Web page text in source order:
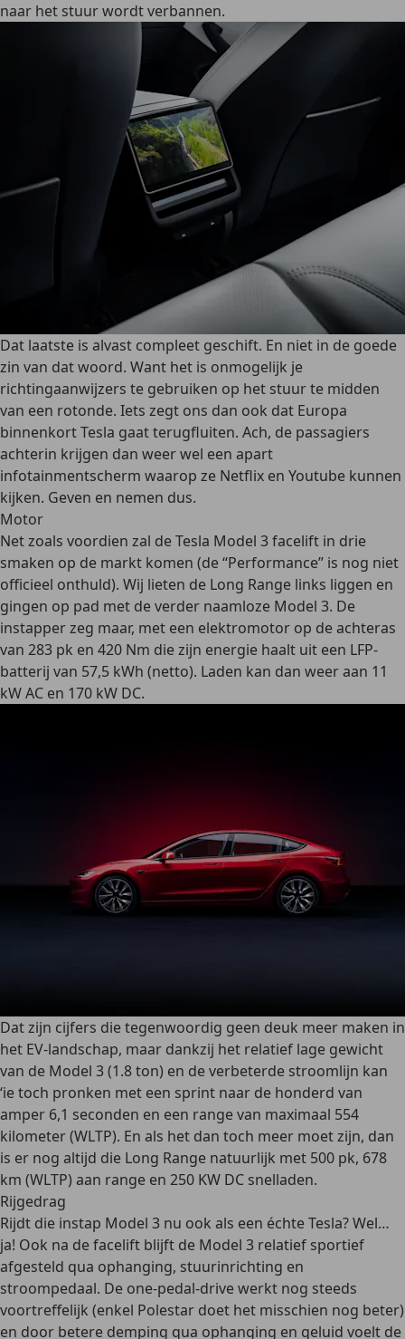
naar het stuur wordt verbannen.
Dat laatste is alvast compleet geschift. En niet in de goede
zin van dat woord. Want het is onmogelijk je
richtingaanwijzers te gebruiken op het stuur te midden
van een rotonde. Iets zegt ons dan ook dat Europa
binnenkort Tesla gaat terugfluiten. Ach, de passagiers
achterin krijgen dan weer wel een apart
infotainmentscherm waarop ze Netflix en Youtube kunnen
kijken. Geven en nemen dus.
Motor
Net zoals voordien zal de Tesla Model 3 facelift in drie
smaken op de markt komen (de “Performance” is nog niet
officieel onthuld). Wij lieten de Long Range links liggen en
gingen op pad met de verder naamloze Model 3. De
instapper zeg maar, met een elektromotor op de achteras
van 283 pk en 420 Nm die zijn energie haalt uit een LFP-
batterij van 57,5 kWh (netto). Laden kan dan weer aan 11
kW AC en 170 kW DC.
Dat zijn cijfers die tegenwoordig geen deuk meer maken in
het EV-landschap, maar dankzij het relatief lage gewicht
van de Model 3 (1.8 ton) en de verbeterde stroomlijn kan
‘ie toch pronken met een sprint naar de honderd van
amper 6,1 seconden en een range van maximaal 554
kilometer (WLTP). En als het dan toch meer moet zijn, dan
is er nog altijd die Long Range natuurlijk met 500 pk, 678
km (WLTP) aan range en 250 KW DC snelladen.
Rijgedrag
Rijdt die instap Model 3 nu ook als een échte Tesla? Wel…
ja! Ook na de facelift blijft de Model 3 relatief sportief
afgesteld qua ophanging, stuurinrichting en
stroompedaal. De one-pedal-drive werkt nog steeds
voortreffelijk (enkel Polestar doet het misschien nog beter)
en door betere demping qua ophanging en geluid voelt de